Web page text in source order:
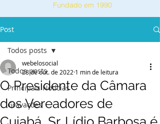
Fundado em 1990
Post
Todos posts
Principais Notícias
Gravações
Todos posts
O Presidente da Câmara
dos Vereadores de
webelosocial
28 de out. de 2022 1 min de leitura